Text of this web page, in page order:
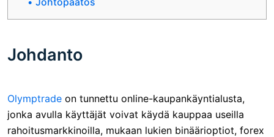
Johdanto
Olymptrade on tunnettu online-kaupankäyntialusta,
jonka avulla käyttäjät voivat käydä kauppaa useilla
rahoitusmarkkinoilla, mukaan lukien binäärioptiot, forex